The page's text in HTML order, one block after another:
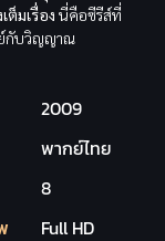
ต็มเรื่อง นี่คือซีรีส์ที่
ย์กับวิญญาณ
2009
พากย์ไทย
8
Full HD